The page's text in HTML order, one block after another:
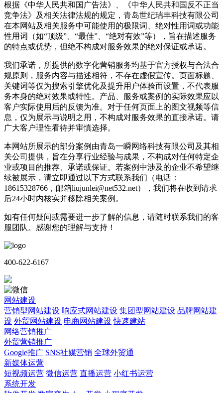
根据《中华人民共和国广告法》、《中华人民共和国反不正当
竞争法》及相关法律法规的规定，青岛世纪瑞丰科技有限公司
在本网站及相关服务中可能使用的极限词、绝对性用词或功能
性用词（如“顶级”、“最佳”、“绝对有效”等），旨在描述服务
的特点或优势，但绝不构成对服务效果的绝对保证或承诺。
我们承诺，所提供的数字化营销服务均基于官方授权与合法合
规原则，服务内容与描述相符，不存在虚假宣传。页面标题、
关键词等仅为搜索引擎优化及提升用户体验而设置，不代表服
务本身的绝对效果或特性。产品、服务或案例的实际效果应以
客户实际使用后的反馈为准。对于任何页面上的图文视频等信
息，仅为展示与说明之用，不构成对服务效果的直接承诺。请
广大客户理性看待并审慎选择。
本网站所展示的部分案例由青岛一瞬网络科技有限公司及其相
关公司提供，旨在分享行业经验与成果，不构成对任何特定企
业或项目的推荐、承诺或保证。若案例中涉及的企业不希望继
续被展示，请立即通过以下方式联系我们（电话：
18615328766，邮箱liujunlei@net532.net），我们将在收到请求
后24小时内核实并移除相关案例。
如有任何疑问或需要进一步了解的信息，请随时联系我们的客
服团队。感谢您的理解与支持！
400-622-6167
网站建设
营销型网站建设 响应式网站建设 集团型网站建设 品牌网站建
设 外贸网站建设 电商网站建设 快速建站
网络营销推广
外贸营销推广
Google推广 SNS社媒营销 全球外贸通
新媒体运营
短视频运营 微信运营 直播运营 小红书运营
系统开发